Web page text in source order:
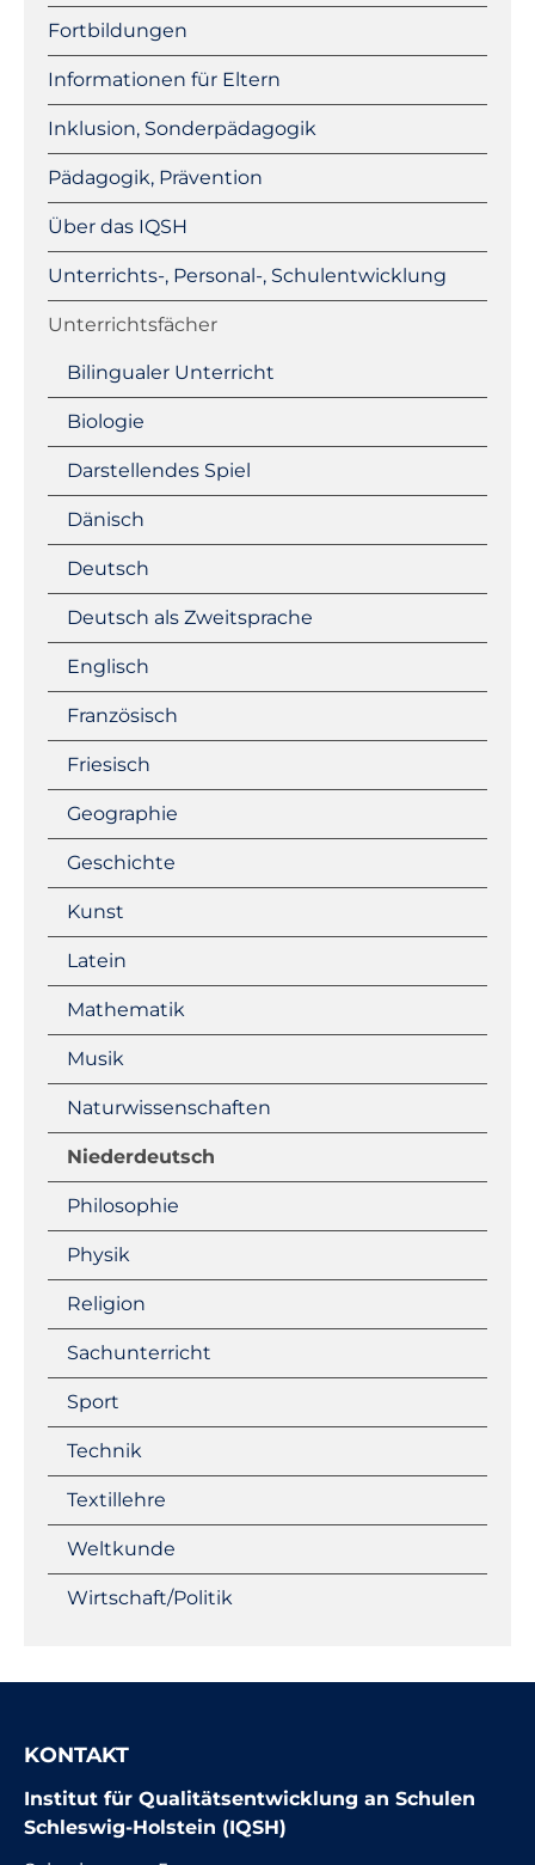
Fortbildungen
Informationen für Eltern
Inklusion, Sonderpädagogik
Pädagogik, Prävention
Über das IQSH
Unterrichts-, Personal-, Schulentwicklung
Unterrichtsfächer
Bilingualer Unterricht
Biologie
Darstellendes Spiel
Dänisch
Deutsch
Deutsch als Zweitsprache
Englisch
Französisch
Friesisch
Geographie
Geschichte
Kunst
Latein
Mathematik
Musik
Naturwissenschaften
Niederdeutsch
Philosophie
Physik
Religion
Sachunterricht
Sport
Technik
Textillehre
Weltkunde
Wirtschaft/Politik
KONTAKT
Institut für Qualitätsentwicklung an Schulen
Schleswig-Holstein (IQSH)